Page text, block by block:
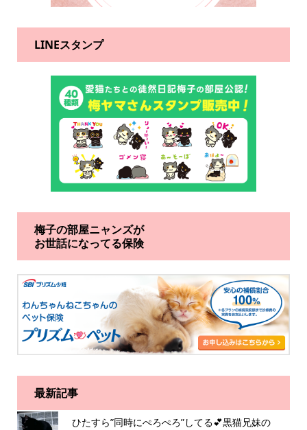
LINEスタンプ
梅子の部屋ニャンズが
お世話になってる保険
最新記事
ひたすら”同時にぺろぺろ”してる💕黒猫兄妹の